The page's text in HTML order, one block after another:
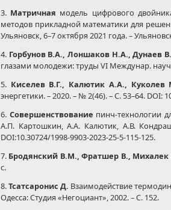
3. Матричная модель цифрового
методов прикладной математики для
Ульяновск, 6–7 октября 2021 года. –
4. Горбунов В.А., Лоншаков Н.А., Дунаев
глазами молодежи: труды VI Междунар.
5. Киселев В.Г., Калютик А.А., Куколев
энергетики. – 2020. – № 2(46). – С. 53–64. DOI:
6. Совершенствование пинч-технологии
А.П. Картошкин, А.А. Калютик, А.В.
DOI:10.30724/1998-9903-2023-25-5-115-125.
7. Бродянский В.М., Фратшер В., Михалек
с.
8.Тсатсаронис Д. Взаимодействие
Одесса: Студия «Негоциант», 2002. – C. 152.